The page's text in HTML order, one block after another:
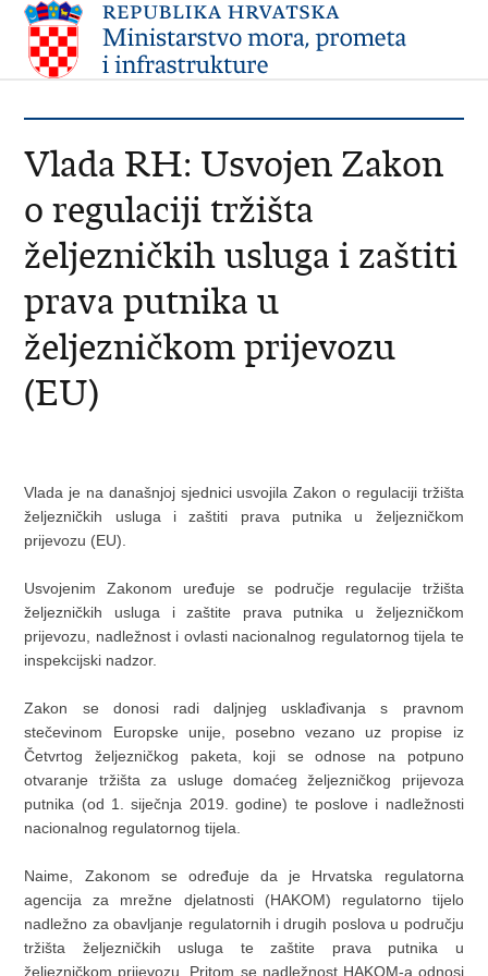
Vlada RH: Usvojen Zakon
o regulaciji tržišta
željezničkih usluga i zaštiti
prava putnika u
željezničkom prijevozu
(EU)
Vlada je na današnjoj sjednici usvojila Zakon o regulaciji tržišta
željezničkih usluga i zaštiti prava putnika u željezničkom
prijevozu (EU).
Usvojenim Zakonom uređuje se područje regulacije tržišta
željezničkih usluga i zaštite prava putnika u željezničkom
prijevozu, nadležnost i ovlasti nacionalnog regulatornog tijela te
inspekcijski nadzor.
Zakon se donosi radi daljnjeg usklađivanja s pravnom
stečevinom Europske unije, posebno vezano uz propise iz
Četvrtog željezničkog paketa, koji se odnose na potpuno
otvaranje tržišta za usluge domaćeg željezničkog prijevoza
putnika (od 1. siječnja 2019. godine) te poslove i nadležnosti
nacionalnog regulatornog tijela.
Naime, Zakonom se određuje da je Hrvatska regulatorna
agencija za mrežne djelatnosti (HAKOM) regulatorno tijelo
nadležno za obavljanje regulatornih i drugih poslova u području
tržišta željezničkih usluga te zaštite prava putnika u
željezničkom prijevozu. Pritom se nadležnost HAKOM-a odnosi